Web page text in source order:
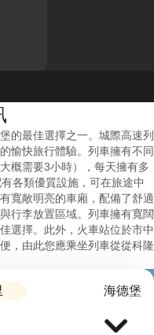
的最佳選擇之一。城際高速列
愉快旅行體驗。列車擁有不同
概需要3小時），每天擁有多
各類優質設施，可在旅途中
寬敞明亮的車廂，配備了舒適
行李放置區域。列車擁有寬闊
選擇。此外，火車站位於市中
，由此您應乘坐列車從從科隆
海德堡